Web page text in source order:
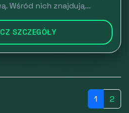
Wśród nich znajdują...
SZCZEGÓŁY
1 2